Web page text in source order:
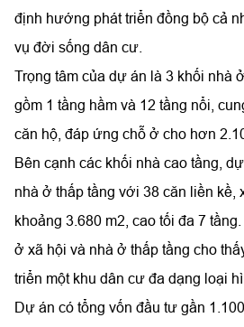
định hướng phát triển đồng bộ cả
vụ đời sống dân cư.
Trọng tâm của dự án là 3 khối nhà
gồm 1 tầng hầm và 12 tầng nổi,
căn hộ, đáp ứng chỗ ở cho hơn
Bên cạnh các khối nhà cao tầng,
nhà ở thấp tầng với 38 căn liền kề,
khoảng 3.680 m2, cao tối đa 7
ở xã hội và nhà ở thấp tầng cho
triển một khu dân cư đa dạng loại
Dự án có tổng vốn đầu tư gần